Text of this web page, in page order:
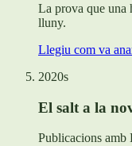
La prova que una
lluny.
Llegiu com va
2020s
El salt a la
Publicacions amb